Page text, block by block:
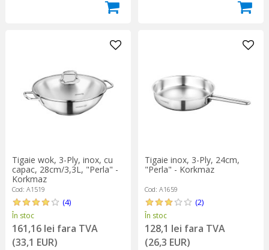
Tigaie wok, 3-Ply, inox, cu
capac, 28cm/3,3L, "Perla" -
Korkmaz
Cod: A1519
(4)
În stoc
161,16 lei fara TVA
(33,1 EUR)
Tigaie inox, 3-Ply, 24cm,
"Perla" - Korkmaz
Cod: A1659
(2)
În stoc
128,1 lei fara TVA
(26,3 EUR)